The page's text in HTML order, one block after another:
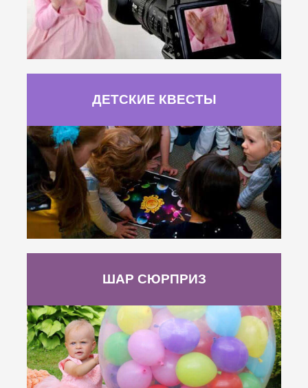
ДЕТСКИЕ КВЕСТЫ
ШАР СЮРПРИЗ